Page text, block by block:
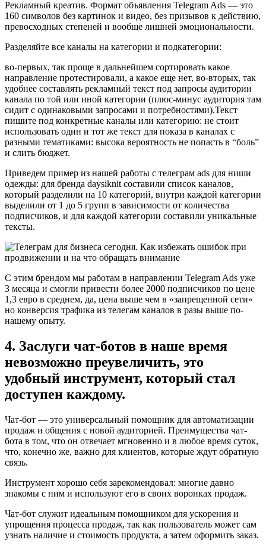
Рекламный креатив. Формат объявления Telegram Ads — это
160 символов без картинок и видео, без призывов к действию,
превосходных степеней и вообще лишней эмоциональности.
Разделяйте все каналы на категории и подкатегории:
во-первых, так проще в дальнейшем сортировать какое
направление протестировали, а какое еще нет, во-вторых, так
удобнее составлять рекламный текст под запросы аудитории
канала по той или иной категории (плюс-минус аудитория там
сидит с одинаковыми запросами и потребностями).Текст
пишите под конкретные каналы или категорию: не стоит
использовать один и тот же текст для показа в каналах с
разными тематиками: высока вероятность не попасть в “боль”
и слить бюджет.
Приведем пример из нашей работы с телеграм ads для ниши
одежды: для бренда daysiknit составили список каналов,
который разделили на 10 категорий, внутри каждой категории
выделили от 1 до 5 групп в зависимости от количества
подписчиков, и для каждой категории составили уникальные
тексты.
С этим брендом мы работам в направлении Telegram Ads уже
3 месяца и смогли привести более 2000 подписчиков по цене
1,3 евро в среднем, да, цена выше чем в «запрещенной сети»
но конверсия трафика из телегам каналов в разы выше по-
нашему опыту.
4. Заслуги чат-ботов в наше время
невозможно преувеличить, это
удобный инструмент, который стал
доступен каждому.
Чат-бот — это универсальный помощник для автоматизации
продаж и общения с новой аудиторией. Преимущества чат-
бота в том, что он отвечает мгновенно и в любое время суток,
что, конечно же, важно для клиентов, которые ждут обратную
связь.
Инструмент хорошо себя зарекомендовал: многие давно
знакомы с ним и используют его в своих воронках продаж.
Чат-бот служит идеальным помощником для ускорения и
упрощения процесса продаж, так как пользователь может сам
узнать наличие и стоимость продукта, а затем оформить заказ.